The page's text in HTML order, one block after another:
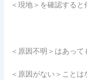
＜現地＞を確認すると
＜原因不明＞はあって
＜原因がない＞ことは